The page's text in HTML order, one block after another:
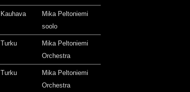
Kauhava
Mika Peltoniemi
soolo
Turku
Mika Peltoniemi
Orchestra
Turku
Mika Peltoniemi
Orchestra